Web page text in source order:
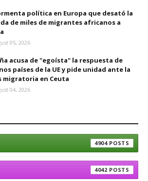
política en Europa que desató la
de miles de migrantes africanos a
05, 2026
acusa de "egoísta" la respuesta de
países de la UE y pide unidad ante la
migratoria en Ceuta
04, 2026
4904
4042